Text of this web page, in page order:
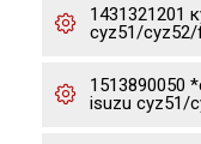
1431321201
cyz51/
1513890050
isuzu cyz51/